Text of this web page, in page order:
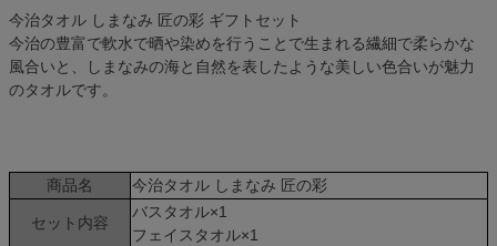
今治タオル しまなみ 匠の彩 ギフトセット
今治の豊富で軟水で晒や染めを行うことで生まれる繊細で柔らかな
風合いと、しまなみの海と自然を表したような美しい色合いが魅力
のタオルです。
商品名 今治タオル しまなみ 匠の彩
セット内容
バスタオル×1
フェイスタオル×1